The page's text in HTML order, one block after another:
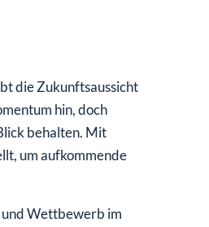
die Zukunftsaussicht
hin, doch
behalten. Mit
um aufkommende
Wettbewerb im